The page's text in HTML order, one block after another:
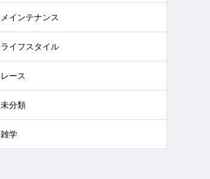
メインテナンス
ライフスタイル
レース
未分類
雑学